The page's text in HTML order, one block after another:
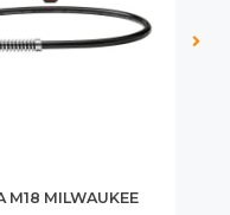
M18 MILWAUKEE